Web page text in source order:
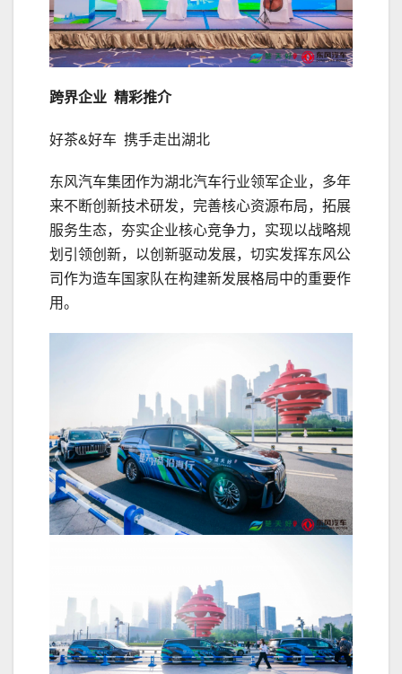
跨界企业 精彩推介
好茶&好车 携手走出湖北
东风汽车集团作为湖北汽车行业领军企业，多年
来不断创新技术研发，完善核心资源布局，拓展
服务生态，夯实企业核心竞争力，实现以战略规
划引领创新，以创新驱动发展，切实发挥东风公
司作为造车国家队在构建新发展格局中的重要作
用。